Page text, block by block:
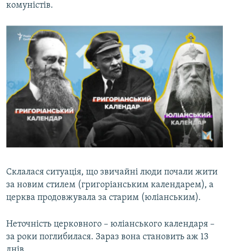
комуністів.
Склалася ситуація, що звичайні люди почали жити
за новим стилем (григоріанським календарем), а
церква продовжувала за старим (юліанським).
Неточність церковного – юліанського календаря –
за роки поглибилася. Зараз вона становить аж 13